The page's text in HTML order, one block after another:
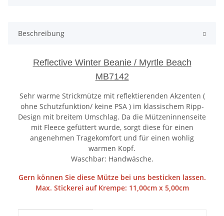
Beschreibung
Reflective Winter Beanie / Myrtle Beach
MB7142
Sehr warme Strickmütze mit reflektierenden Akzenten (
ohne Schutzfunktion/ keine PSA ) im klassischem Ripp-
Design mit breitem Umschlag. Da die Mützeninnenseite
mit Fleece gefüttert wurde, sorgt diese für einen
angenehmen Tragekomfort und für einen wohlig
warmen Kopf.
Waschbar: Handwäsche.
Gern können Sie diese Mütze bei uns besticken lassen.
Max. Stickerei auf Krempe: 11,00cm x 5,00cm